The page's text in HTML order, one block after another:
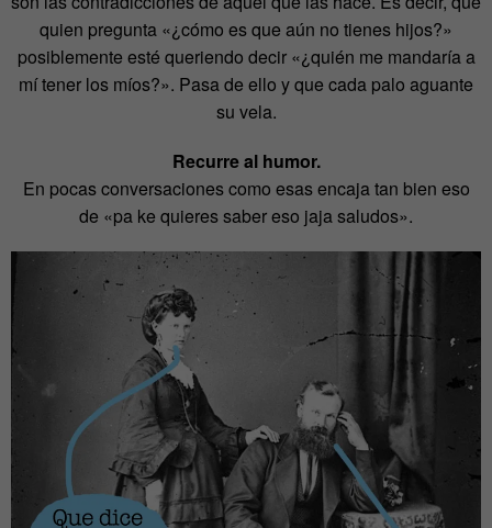
quien pregunta «¿cómo es que aún no tienes hijos?»
posiblemente esté queriendo decir «¿quién me mandaría a
mí tener los míos?». Pasa de ello y que cada palo aguante
su vela.
Recurre al humor.
En pocas conversaciones como esas encaja tan bien eso
de «pa ke quieres saber eso jaja saludos».